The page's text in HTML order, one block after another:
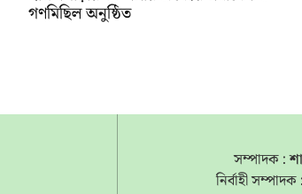
গণমিছিল অনুষ্ঠিত
সম্পাদক :
নির্বাহী